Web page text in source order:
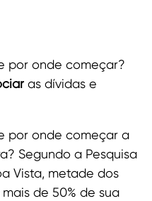
por onde começar?
as dívidas e
por onde começar a
Segundo a Pesquisa
Vista, metade dos
de 50% de sua